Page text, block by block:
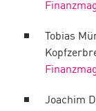
Tobias
Joachim